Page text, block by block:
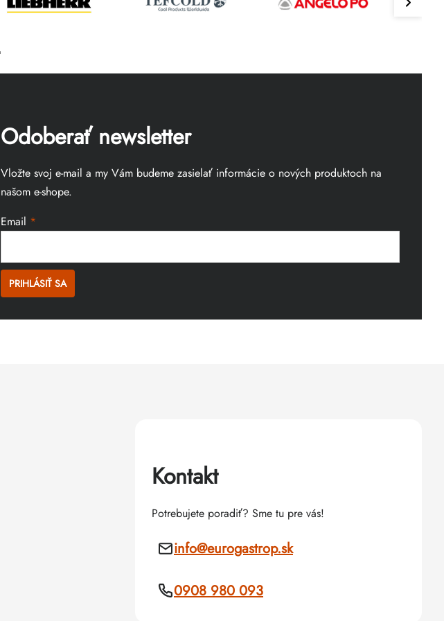
Odoberať newsletter
Vložte svoj e-mail a my Vám budeme zasielať informácie o nových produktoch na
našom e-shope.
Email
PRIHLÁSIŤ SA
Kontakt
Potrebujete poradiť? Sme tu pre vás!
info@eurogastrop.sk
0908 980 093